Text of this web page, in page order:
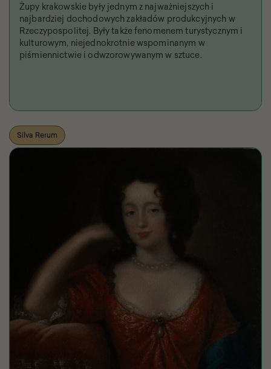
Żupy krakowskie były jednym z najważniejszych i
najbardziej dochodowych zakładów produkcyjnych w
Rzeczypospolitej. Były także fenomenem turystycznym i
kulturowym, niejednokrotnie wspominanym w
piśmiennictwie i odwzorowywanym w sztuce.
Silva Rerum